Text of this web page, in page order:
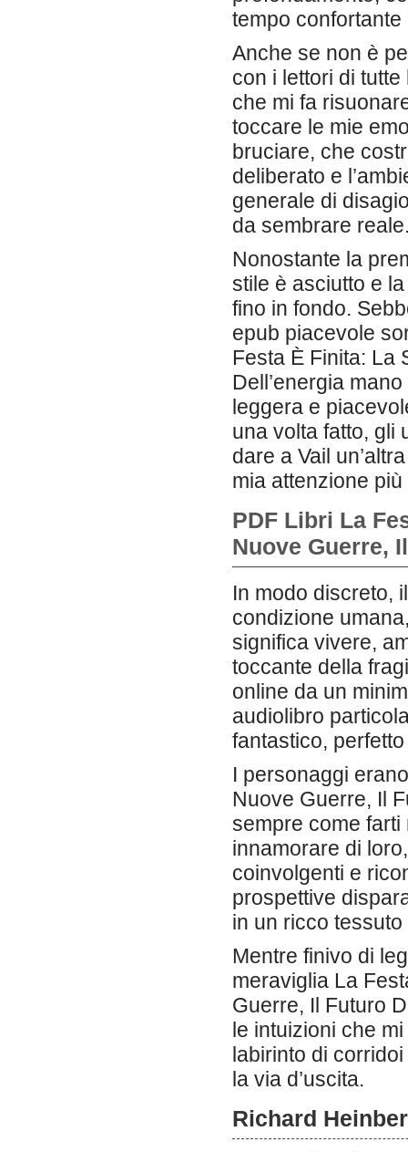
tempo
Anche se non è
con i lettori di
che mi fa
toccare le mie
bruciare, che
deliberato e
generale di
da sembrare
Nonostante la
stile è asciutto e
fino in fondo.
epub piacevole
Festa È Finita: La
Dell’energia
leggera e
una volta fatto, gli
dare a Vail
mia attenzione
PDF Libri La
Nuove Guerre,
In modo discreto,
condizione
significa vivere,
toccante della
online da un
audiolibro
fantastico,
I personaggi
Nuove Guerre, Il
sempre come farti
innamorare di
coinvolgenti e
prospettive
in un ricco
Mentre finivo di
meraviglia La
Guerre, Il Futuro
le intuizioni che
labirinto di
la via d’uscita.
Richard